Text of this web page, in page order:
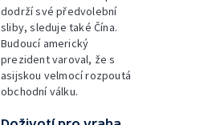
dodrží své předvolební
sliby, sleduje také Čína.
Budoucí americký
prezident varoval, že s
asijskou velmocí rozpoutá
obchodní válku.